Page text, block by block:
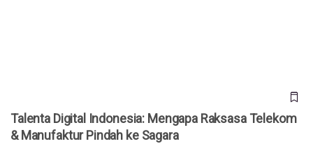
Talenta Digital Indonesia: Mengapa Raksasa Telekom
& Manufaktur Pindah ke Sagara